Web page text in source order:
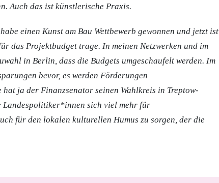
Auch das ist künstlerische Praxis.
einen Kunst am Bau Wettbewerb gewonnen und jetzt ist
das Projektbudget trage. In meinen Netzwerken und im
in Berlin, dass die Budgets umgeschaufelt werden. Im
bevor, es werden Förderungen
ja der Finanzsenator seinen Wahlkreis in Treptow-
Landespolitiker*innen sich viel mehr für
für den lokalen kulturellen Humus zu sorgen, der die